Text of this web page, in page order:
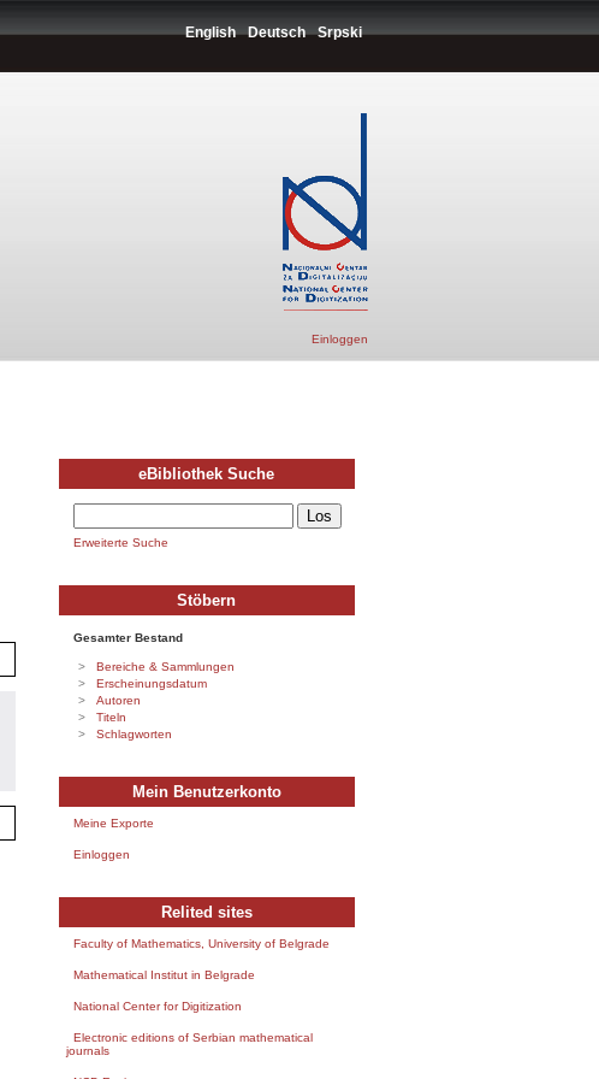
English Deutsch Srpski
Einloggen
eBibliothek Suche
Erweiterte Suche
Stöbern
Gesamter Bestand
Bereiche & Sammlungen
Erscheinungsdatum
Autoren
Titeln
Schlagworten
Mein Benutzerkonto
Meine Exporte
Einloggen
Relited sites
Faculty of Mathematics, University of Belgrade
Mathematical Institut in Belgrade
National Center for Digitization
Electronic editions of Serbian mathematical
journals